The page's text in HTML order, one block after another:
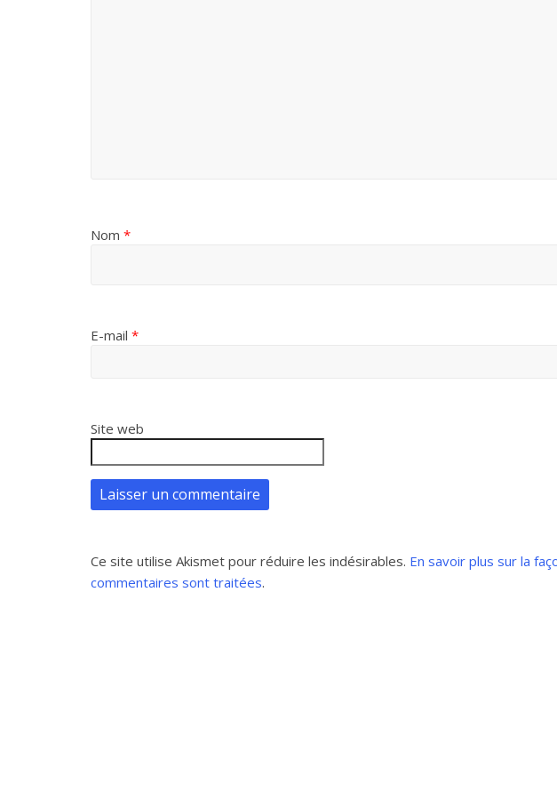
Nom *
E-mail *
Site web
Ce site utilise Akismet pour réduire les indésirables. En savoir plus sur la
commentaires sont traitées.